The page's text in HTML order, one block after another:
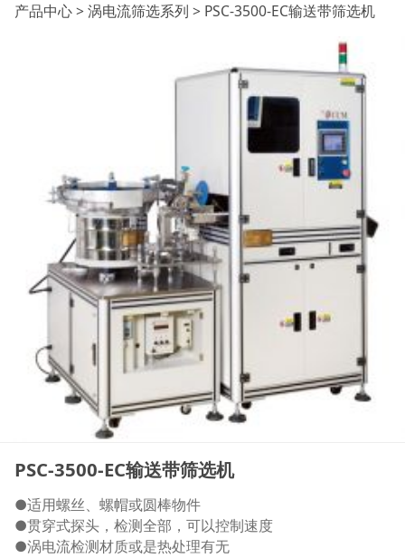
PSC-3500-EC输送带筛
产品中心>涡电流筛选系列 > PSC-3500-EC输送带筛选机
PSC-3500-EC输送带筛选机
●适用螺丝、螺帽或圆棒物件
●贯穿式探头，检测全部，可以控制速度
●涡电流检测材质或是热处理有无